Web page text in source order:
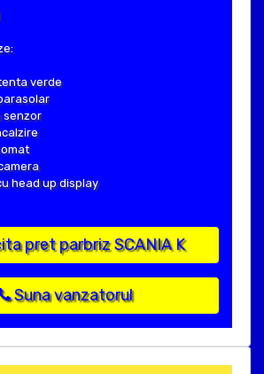
verde
senzor
head up display
pret parbriz SCANIA K
Suna vanzatorul